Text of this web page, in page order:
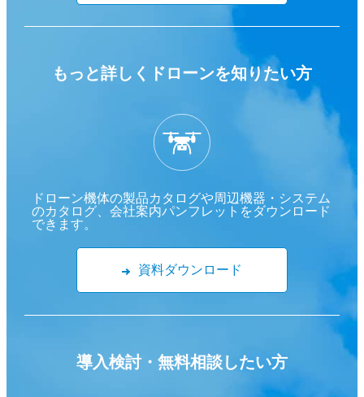
もっと詳しくドローンを知りたい方
ドローン機体の製品カタログや周辺機器・システム
のカタログ、会社案内パンフレットをダウンロード
できます。
資料ダウンロード
導入検討・ 無料相談したい方